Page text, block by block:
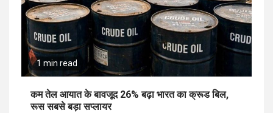
1 min read
कम तेल आयात के बावजूद 26% बढ़ा भारत का क्रूड बिल,
रूस सबसे बड़ा सप्लायर